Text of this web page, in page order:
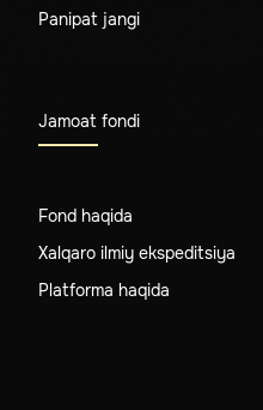
Panipat jangi
Jamoat fondi
Fond haqida
Xalqaro ilmiy ekspeditsiya
Platforma haqida